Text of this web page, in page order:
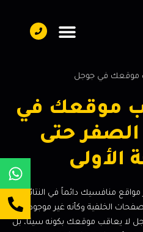
موقعك في
حتى
الأولى
منافسيك دائماً في النتائج
الخلفية وكأنه غير موجود؟
لا يعاقب موقعك بكونه سيئاً، بل